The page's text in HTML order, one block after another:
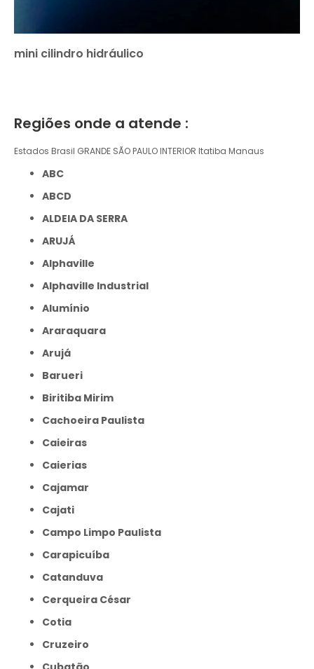
mini cilindro hidráulico
Regiões onde a atende :
Estados Brasil GRANDE SÃO PAULO INTERIOR Itatiba Manaus
ABC
ABCD
ALDEIA DA SERRA
ARUJÁ
Alphaville
Alphaville Industrial
Alumínio
Araraquara
Arujá
Barueri
Biritiba Mirim
Cachoeira Paulista
Caieiras
Caierias
Cajamar
Cajati
Campo Limpo Paulista
Carapicuíba
Catanduva
Cerqueira César
Cotia
Cruzeiro